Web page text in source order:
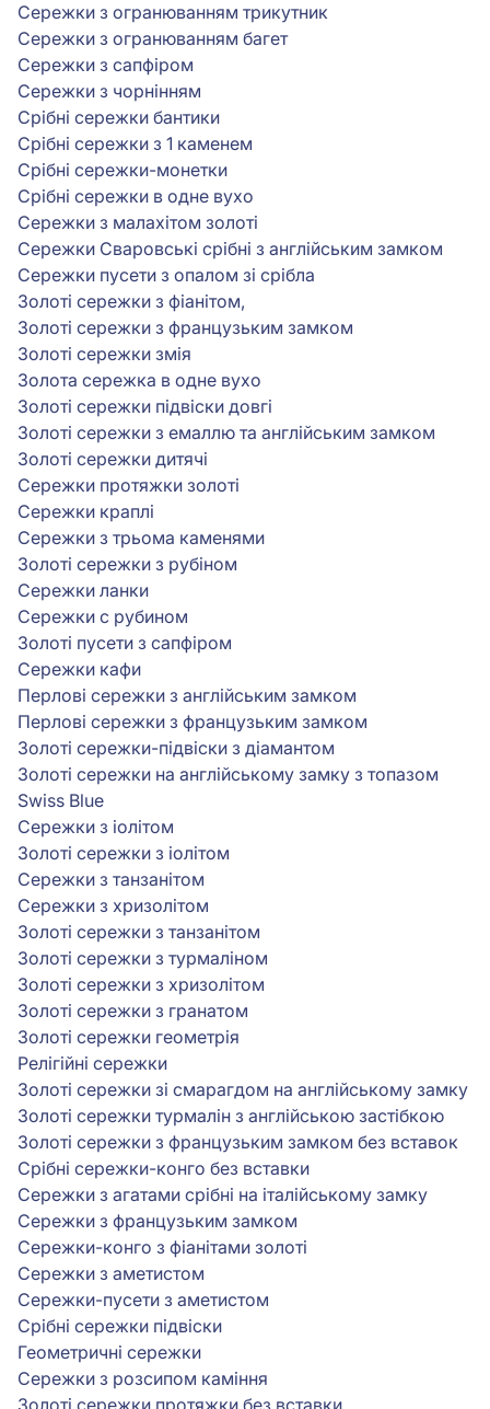
Сережки з огранюванням трикутник
Сережки з огранюванням багет
Сережки з сапфіром
Сережки з чорнінням
Срібні сережки бантики
Срібні сережки з 1 каменем
Срібні сережки-монетки
Срібні сережки в одне вухо
Сережки з малахітом золоті
Сережки Сваровські срібні з англійським замком
Сережки пусети з опалом зі срібла
Золоті сережки з фіанітом,
Золоті сережки з французьким замком
Золоті сережки змія
Золота сережка в одне вухо
Золоті сережки підвіски довгі
Золоті сережки з емаллю та англійським замком
Золоті сережки дитячі
Сережки протяжки золоті
Сережки краплі
Сережки з трьома каменями
Золоті сережки з рубіном
Сережки ланки
Сережки с рубином
Золоті пусети з сапфіром
Сережки кафи
Перлові сережки з англійським замком
Перлові сережки з французьким замком
Золоті сережки-підвіски з діамантом
Золоті сережки на англійському замку з топазом
Swiss Blue
Сережки з іолітом
Золоті сережки з іолітом
Сережки з танзанітом
Сережки з хризолітом
Золоті сережки з танзанітом
Золоті сережки з турмаліном
Золоті сережки з хризолітом
Золоті сережки з гранатом
Золоті сережки геометрія
Релігійні сережки
Золоті сережки зі смарагдом на англійському замку
Золоті сережки турмалін з англійською застібкою
Золоті сережки з французьким замком без вставок
Срібні сережки-конго без вставки
Сережки з агатами срібні на італійському замку
Сережки з французьким замком
Сережки-конго з фіанітами золоті
Сережки з аметистом
Сережки-пусети з аметистом
Срібні сережки підвіски
Геометричні сережки
Сережки з розсипом каміння
Золоті сережки протяжки без вставки